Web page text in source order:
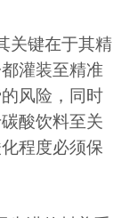
关键在于其精
灌装至精准
风险，同时
酸饮料至关
程度必须保